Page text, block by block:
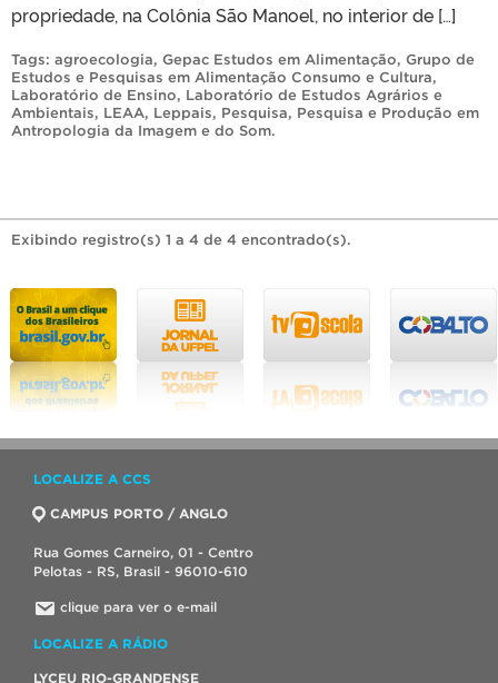
propriedade, na Colônia São Manoel, no interior de […]
Tags: agroecologia, Gepac Estudos em Alimentação, Grupo de
Estudos e Pesquisas em Alimentação Consumo e Cultura,
Laboratório de Ensino, Laboratório de Estudos Agrários e
Ambientais, LEAA, Leppais, Pesquisa, Pesquisa e Produção em
Antropologia da Imagem e do Som.
Exibindo registro(s) 1 a 4 de 4 encontrado(s).
LOCALIZE A CCS
CAMPUS PORTO / ANGLO
Rua Gomes Carneiro, 01 - Centro
Pelotas - RS, Brasil - 96010-610
clique para ver o e-mail
LOCALIZE A RÁDIO
LYCEU RIO-GRANDENSE